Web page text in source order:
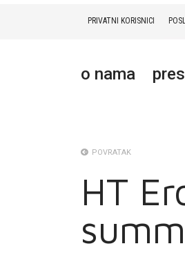
PRIVATNI KORISNICI
o nama
MOJ PROFIL
POVRATAK
HT